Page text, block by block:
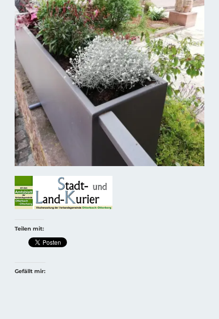
Teilen mit:
Gefällt mir: